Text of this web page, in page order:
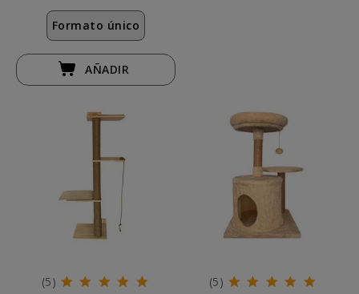
Formato único
AÑADIR
(5)
(5)